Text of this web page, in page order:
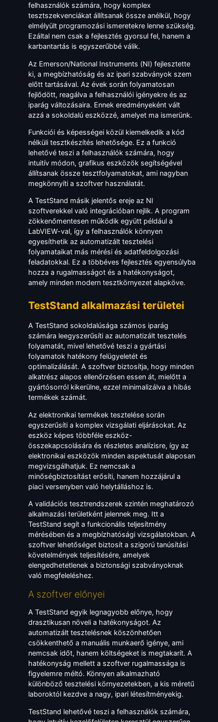
felhasználók számára, hogy komplex
tesztszekvenciákat állítsanak össze anélkül, hogy
elmélyült programozási ismeretekre lenne szükség.
Ezáltal nem csak a fejlesztés gyorsul fel, hanem a
karbantartás is egyszerűbbé válik.
Az Emerson/National Instruments (NI) fejlesztette
ki, a megbízhatóság és az ipari szabványok szem
előtt tartásával. Az évek során folyamatosan
fejlődött, reagálva a felhasználói igényekre és az
iparág változásaira. Ennek eredményeként vált
azzá a sokoldalú eszközzé, amelyet ma ismerünk.
Funkciói és képességei közül kiemelkedik a kód
nélküli tesztkészítés lehetősége. Ez a funkció
lehetővé teszi a felhasználók számára, hogy
intuitív módon, grafikus eszközök segítségével
állítsanak össze tesztfolyamatokat, ami nagyban
megkönnyíti a szoftver használatát.
A TestStand másik jelentős ereje az NI
szoftverekkel való integrációban rejlik. A program
zökkenőmentesen működik együtt például a
LabVIEW-val, így a felhasználók könnyen
egyesíthetik az automatizált tesztelési
folyamataikat más mérési és adatfeldolgozási
feladatokkal. Ez a többéves fejlesztés egyensúlyba
hozza a rugalmasságot és a hatékonyságot,
amely minden modern tesztkörnyezet alapköve.
TestStand alkalmazási területei
A TestStand sokoldalúsága számos iparág
számára leegyszerűsíti az automatizált tesztelés
folyamatát, mivel lehetővé teszi a gyártási
folyamatok hatékony felügyeletét és
optimalizálását. A szoftver biztosítja, hogy minden
alkatrész alapos ellenőrzésen essen át, mielőtt a
gyártósorról kikerülne, ezzel minimalizálva a hibás
termékek számát.
Az elektronikai termékek tesztelése során
egyszerűsíti a komplex vizsgálati eljárásokat. Az
eszköz képes többféle eszköz-
összekapcsolására és részletes analízisre, így az
elektronikai eszközök minden aspektusát alaposan
megvizsgálhatjuk. Ez nemcsak a
minőségbiztosítást erősíti, hanem hozzájárul a
piaci versenyben való helytálláshoz is.
A validációs tesztrendszerek szintén meghatározó
alkalmazási területként jelennek meg. Itt a
TestStand segít a funkcionális teljesítmény
mérésében és a megbízhatósági vizsgálatokban. A
szoftver lehetőséget biztosít a szigorú tanúsítási
követelmények teljesítésére, amelyek
elengedhetetlenek a biztonsági szabványoknak
való megfeleléshez.
A szoftver előnyei
A TestStand egyik legnagyobb előnye, hogy
drasztikusan növeli a hatékonyságot. Az
automatizált tesztelésnek köszönhetően
csökkenthető a manuális munkaerő igénye, ami
nemcsak időt, hanem költségeket is megtakarít. A
hatékonyság mellett a szoftver rugalmassága is
figyelemre méltó. Könnyen alkalmazható
különböző tesztelési környezetekben, a kis méretű
laboroktól kezdve a nagy, ipari létesítményekig.
TestStand lehetővé teszi a felhasználók számára,